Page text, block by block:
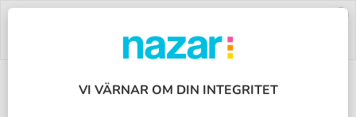
Använd koden:PW26. Boka nu »
VI VÄRNAR OM DIN INTEGRITET